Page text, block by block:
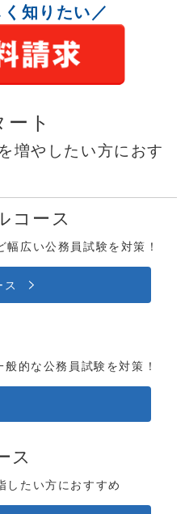
知りたい／
ト
増やしたい方におす
コース
広い公務員試験を対策！
的な公務員試験を対策！
ス
したい方におすすめ